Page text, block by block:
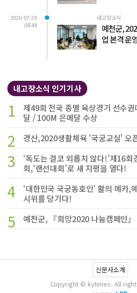
2026-07-29
08:48
내고장소식
예천군,
업 본격 운
내고장소식 인기기사
1
제49회 전국 종별 육상경기 선수
달 / 100M 은메달 수상
2 경산,2020생활체육 '국궁교실' 오
3
‘독도는 결코 외롭지 않다!’제16
회,‘랜선대회’로 새 지평을 열다!
4
‘대한민국 국궁동호인’ 활의 메카,
시위를 당기다!
5 예천군, 『희망2020 나눔캠페인
신문사소개
Copyright © kytimes. All